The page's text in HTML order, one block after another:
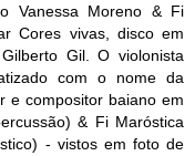
Vanessa Moreno & Fi
Cores vivas, disco em
Gil. O violonista
com o nome da
e compositor baiano em
& Fi Maróstica
- vistos em foto de